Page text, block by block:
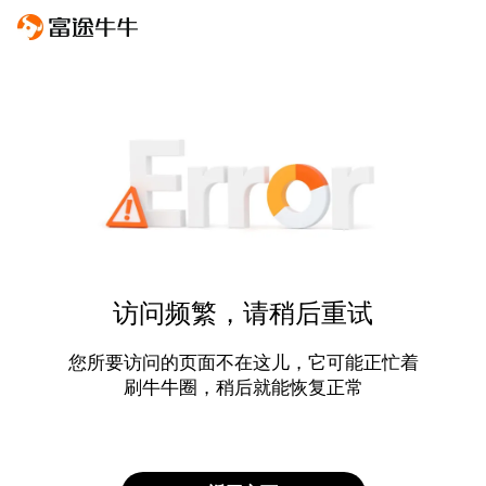
访问频繁，请稍后重试
您所要访问的页面不在这儿，它可能正忙着
刷牛牛圈，稍后就能恢复正常